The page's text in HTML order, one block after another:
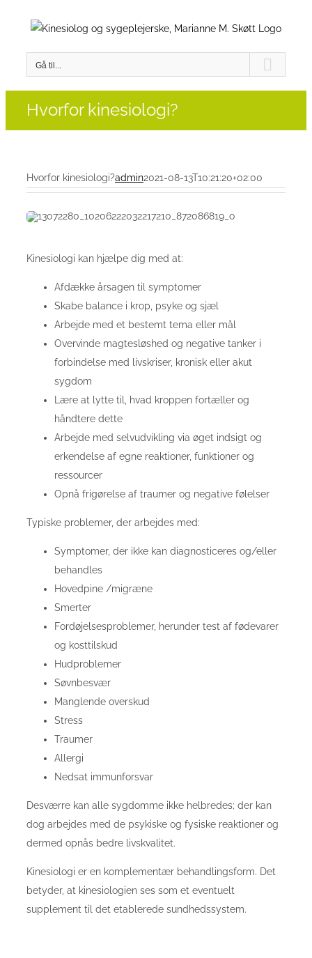
content
Gå til...
Hvorfor kinesiologi?
Hvorfor kinesiologi?admin2021-08-13T10:21:20+02:00
Kinesiologi kan hjælpe dig med at:
Afdække årsagen til symptomer
Skabe balance i krop, psyke og sjæl
Arbejde med et bestemt tema eller mål
Overvinde magtesløshed og negative tanker i
forbindelse med livskriser, kronisk eller akut
sygdom
Lære at lytte til, hvad kroppen fortæller og
håndtere dette
Arbejde med selvudvikling via øget indsigt og
erkendelse af egne reaktioner, funktioner og
ressourcer
Opnå frigørelse af traumer og negative følelser
Typiske problemer, der arbejdes med:
Symptomer, der ikke kan diagnosticeres og/eller
behandles
Hovedpine /migræne
Smerter
Fordøjelsesproblemer, herunder test af fødevarer
og kosttilskud
Hudproblemer
Søvnbesvær
Manglende overskud
Stress
Traumer
Allergi
Nedsat immunforsvar
Desværre kan alle sygdomme ikke helbredes; der kan
dog arbejdes med de psykiske og fysiske reaktioner og
dermed opnås bedre livskvalitet.
Kinesiologi er en komplementær behandlingsform. Det
betyder, at kinesiologien ses som et eventuelt
supplement til det etablerede sundhedssystem.